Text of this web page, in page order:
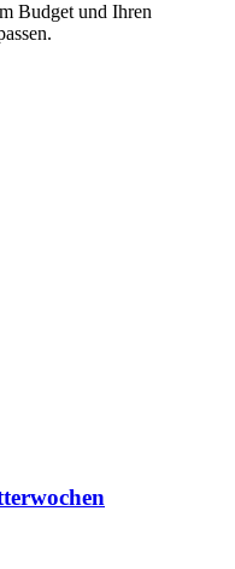
Budget und Ihren